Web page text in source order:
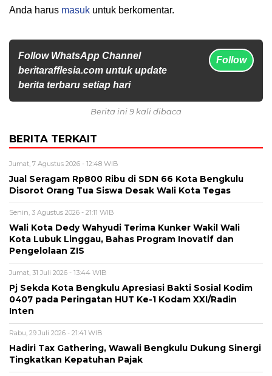
Anda harus masuk untuk berkomentar.
Follow WhatsApp Channel
beritarafflesia.com untuk update
berita terbaru setiap hari
Follow
Berita ini 9 kali dibaca
BERITA TERKAIT
Jumat, 7 Agustus 2026 - 12:48 WIB
Jual Seragam Rp800 Ribu di SDN 66 Kota Bengkulu
Disorot Orang Tua Siswa Desak Wali Kota Tegas
Senin, 3 Agustus 2026 - 21:11 WIB
Wali Kota Dedy Wahyudi Terima Kunker Wakil Wali
Kota Lubuk Linggau, Bahas Program Inovatif dan
Pengelolaan ZIS
Jumat, 31 Juli 2026 - 13:44 WIB
Pj Sekda Kota Bengkulu Apresiasi Bakti Sosial Kodim
0407 pada Peringatan HUT Ke-1 Kodam XXI/Radin
Inten
Rabu, 29 Juli 2026 - 21:41 WIB
Hadiri Tax Gathering, Wawali Bengkulu Dukung Sinergi
Tingkatkan Kepatuhan Pajak